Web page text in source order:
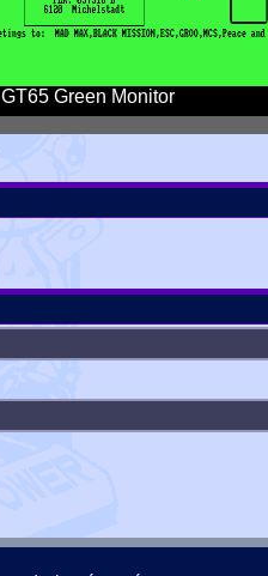
GT65 Green Monitor